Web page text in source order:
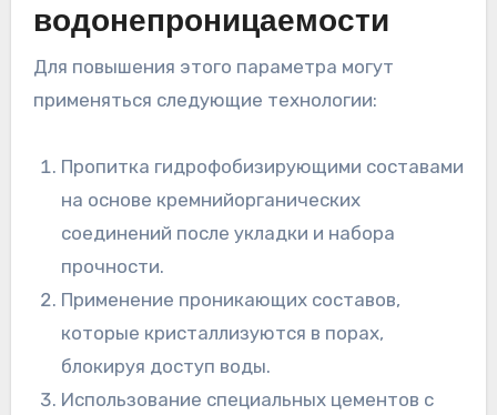
водонепроницаемости
Для повышения этого параметра могут
применяться следующие технологии:
Пропитка гидрофобизирующими составами
на основе кремнийорганических
соединений после укладки и набора
прочности.
Применение проникающих составов,
которые кристаллизуются в порах,
блокируя доступ воды.
Использование специальных цементов с